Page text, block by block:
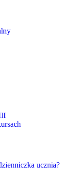
ucznia?